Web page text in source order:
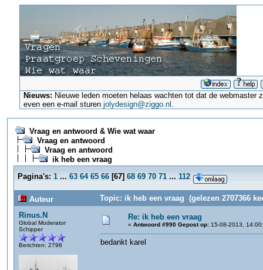
Nieuws: Nieuwe leden moeten helaas wachten tot dat de
even een e-mail sturenjolydesign@ziggo.nl .
Vraag en antwoord & Wie wat waar
Vraag en antwoord
Vraag en antwoord
ik heb een vraag
Pagina's: 1 ... 63 64 65 66 [67] 68 69 70 71 ... 112
Auteur
Topic: ik heb een vraag (gelezen 2707366
Rinus.N
Global Moderator
Schipper
Berichten: 2798
Re: ik heb een vraag
« Antwoord #990 Gepost op: 15-08-2013,
bedankt karel